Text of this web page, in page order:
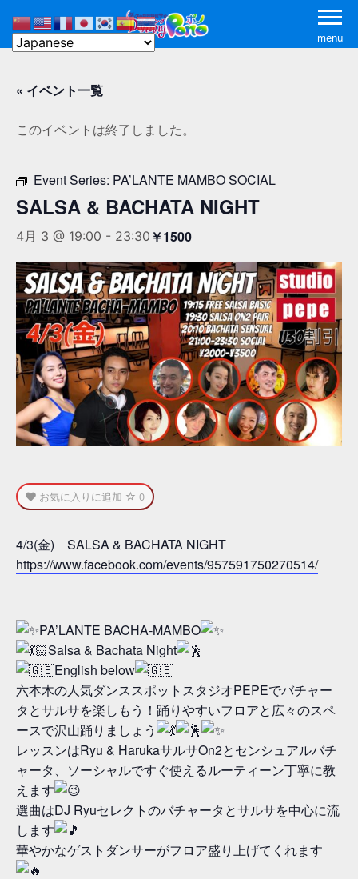
menu
« イベント一覧
このイベントは終了しました。
Event Series: PA’LANTE MAMBO SOCIAL
SALSA & BACHATA NIGHT
4月 3 @ 19:00 - 23:30 ￥1500
お気に入りに追加 0
4/3(金) SALSA & BACHATA NIGHT
https://www.facebook.com/events/957591750270514/
PA’LANTE BACHA-MAMBO
Salsa & Bachata Night
English below
六本木の人気ダンススポットスタジオPEPEでバチャー
タとサルサを楽しもう！踊りやすいフロアと広々のスペ
ースで沢山踊りましょう
レッスンはRyu & HarukaサルサOn2とセンシュアルバチ
ャータ、ソーシャルですぐ使えるルーティーン丁寧に教
えます
選曲はDJ Ryuセレクトのバチャータとサルサを中心に流
します
華やかなゲストダンサーがフロア盛り上げてくれます